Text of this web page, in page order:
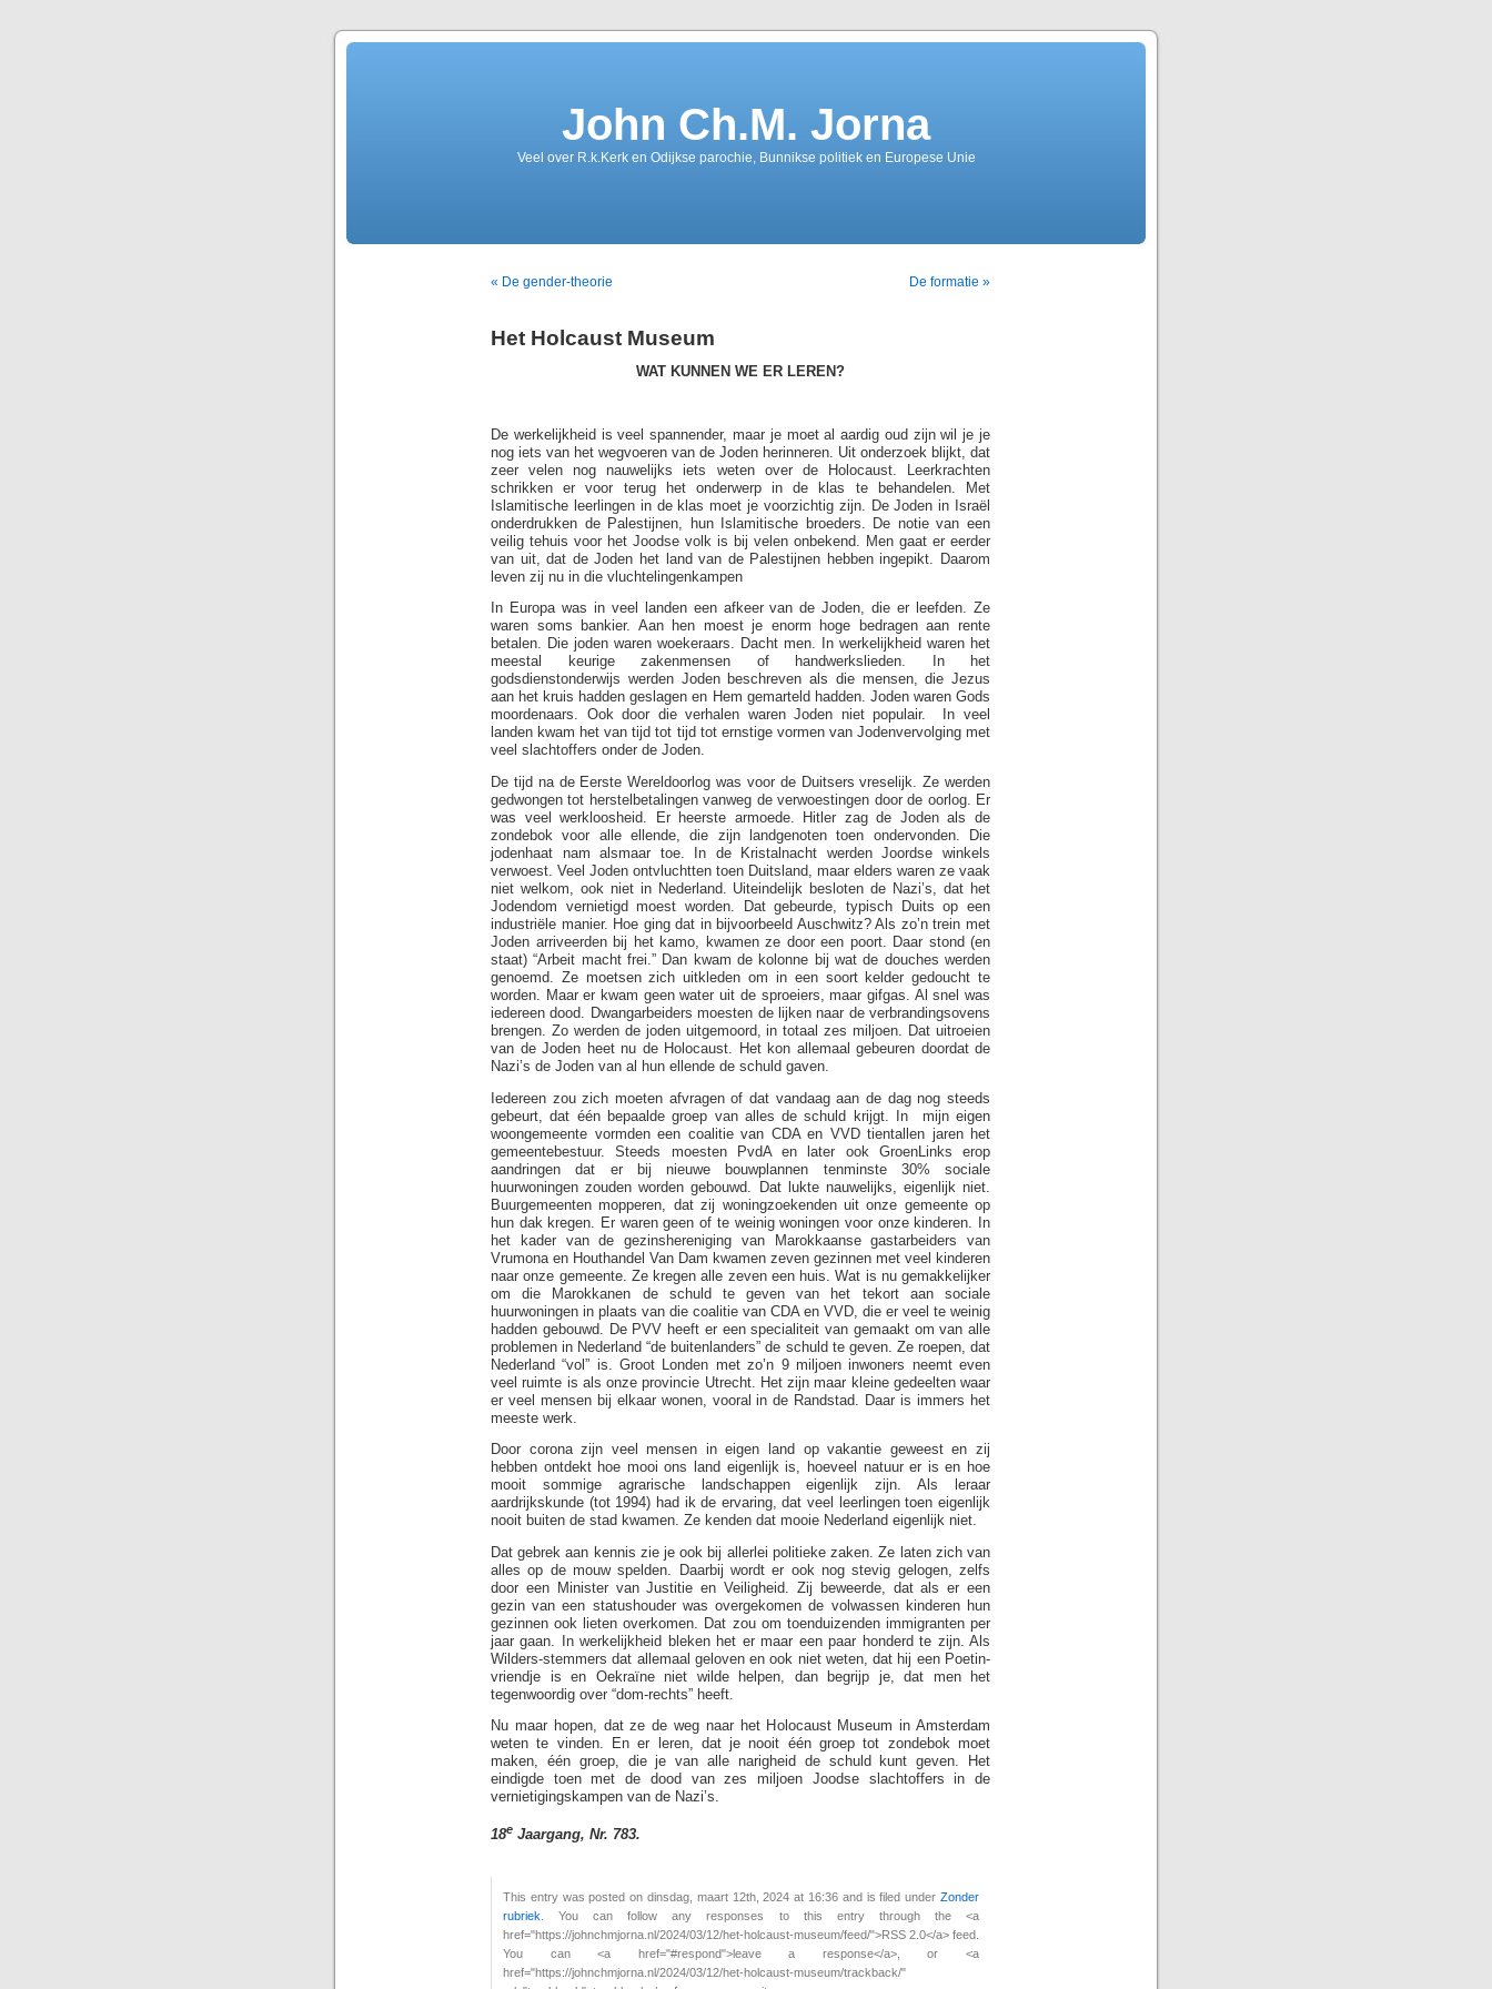
John Ch.M. Jorna
Veel over R.k.Kerk en Odijkse parochie, Bunnikse politiek en Europese Unie
« De gender-theorie De formatie »
Het Holcaust Museum
WAT KUNNEN WE ER LEREN?
De werkelijkheid is veel spannender, maar je moet al aardig oud zijn wil je je
nog iets van het wegvoeren van de Joden herinneren. Uit onderzoek blijkt, dat
zeer velen nog nauwelijks iets weten over de Holocaust. Leerkrachten
schrikken er voor terug het onderwerp in de klas te behandelen. Met
Islamitische leerlingen in de klas moet je voorzichtig zijn. De Joden in Israël
onderdrukken de Palestijnen, hun Islamitische broeders. De notie van een
veilig tehuis voor het Joodse volk is bij velen onbekend. Men gaat er eerder
van uit, dat de Joden het land van de Palestijnen hebben ingepikt. Daarom
leven zij nu in die vluchtelingenkampen
In Europa was in veel landen een afkeer van de Joden, die er leefden. Ze
waren soms bankier. Aan hen moest je enorm hoge bedragen aan rente
betalen. Die joden waren woekeraars. Dacht men. In werkelijkheid waren het
meestal keurige zakenmensen of handwerkslieden. In het
godsdienstonderwijs werden Joden beschreven als die mensen, die Jezus
aan het kruis hadden geslagen en Hem gemarteld hadden. Joden waren Gods
moordenaars. Ook door die verhalen waren Joden niet populair. In veel
landen kwam het van tijd tot tijd tot ernstige vormen van Jodenvervolging met
veel slachtoffers onder de Joden.
De tijd na de Eerste Wereldoorlog was voor de Duitsers vreselijk. Ze werden
gedwongen tot herstelbetalingen vanweg de verwoestingen door de oorlog. Er
was veel werkloosheid. Er heerste armoede. Hitler zag de Joden als de
zondebok voor alle ellende, die zijn landgenoten toen ondervonden. Die
jodenhaat nam alsmaar toe. In de Kristalnacht werden Joordse winkels
verwoest. Veel Joden ontvluchtten toen Duitsland, maar elders waren ze vaak
niet welkom, ook niet in Nederland. Uiteindelijk besloten de Nazi’s, dat het
Jodendom vernietigd moest worden. Dat gebeurde, typisch Duits op een
industriële manier. Hoe ging dat in bijvoorbeeld Auschwitz? Als zo’n trein met
Joden arriveerden bij het kamo, kwamen ze door een poort. Daar stond (en
staat) “Arbeit macht frei.” Dan kwam de kolonne bij wat de douches werden
genoemd. Ze moetsen zich uitkleden om in een soort kelder gedoucht te
worden. Maar er kwam geen water uit de sproeiers, maar gifgas. Al snel was
iedereen dood. Dwangarbeiders moesten de lijken naar de verbrandingsovens
brengen. Zo werden de joden uitgemoord, in totaal zes miljoen. Dat uitroeien
van de Joden heet nu de Holocaust. Het kon allemaal gebeuren doordat de
Nazi’s de Joden van al hun ellende de schuld gaven.
Iedereen zou zich moeten afvragen of dat vandaag aan de dag nog steeds
gebeurt, dat één bepaalde groep van alles de schuld krijgt. In mijn eigen
woongemeente vormden een coalitie van CDA en VVD tientallen jaren het
gemeentebestuur. Steeds moesten PvdA en later ook GroenLinks erop
aandringen dat er bij nieuwe bouwplannen tenminste 30% sociale
huurwoningen zouden worden gebouwd. Dat lukte nauwelijks, eigenlijk niet.
Buurgemeenten mopperen, dat zij woningzoekenden uit onze gemeente op
hun dak kregen. Er waren geen of te weinig woningen voor onze kinderen. In
het kader van de gezinshereniging van Marokkaanse gastarbeiders van
Vrumona en Houthandel Van Dam kwamen zeven gezinnen met veel kinderen
naar onze gemeente. Ze kregen alle zeven een huis. Wat is nu gemakkelijker
om die Marokkanen de schuld te geven van het tekort aan sociale
huurwoningen in plaats van die coalitie van CDA en VVD, die er veel te weinig
hadden gebouwd. De PVV heeft er een specialiteit van gemaakt om van alle
problemen in Nederland “de buitenlanders” de schuld te geven. Ze roepen, dat
Nederland “vol” is. Groot Londen met zo’n 9 miljoen inwoners neemt even
veel ruimte is als onze provincie Utrecht. Het zijn maar kleine gedeelten waar
er veel mensen bij elkaar wonen, vooral in de Randstad. Daar is immers het
meeste werk.
Door corona zijn veel mensen in eigen land op vakantie geweest en zij
hebben ontdekt hoe mooi ons land eigenlijk is, hoeveel natuur er is en hoe
mooit sommige agrarische landschappen eigenlijk zijn. Als leraar
aardrijkskunde (tot 1994) had ik de ervaring, dat veel leerlingen toen eigenlijk
nooit buiten de stad kwamen. Ze kenden dat mooie Nederland eigenlijk niet.
Dat gebrek aan kennis zie je ook bij allerlei politieke zaken. Ze laten zich van
alles op de mouw spelden. Daarbij wordt er ook nog stevig gelogen, zelfs
door een Minister van Justitie en Veiligheid. Zij beweerde, dat als er een
gezin van een statushouder was overgekomen de volwassen kinderen hun
gezinnen ook lieten overkomen. Dat zou om toenduizenden immigranten per
jaar gaan. In werkelijkheid bleken het er maar een paar honderd te zijn. Als
Wilders-stemmers dat allemaal geloven en ook niet weten, dat hij een Poetin-
vriendje is en Oekraïne niet wilde helpen, dan begrijp je, dat men het
tegenwoordig over “dom-rechts” heeft.
Nu maar hopen, dat ze de weg naar het Holocaust Museum in Amsterdam
weten te vinden. En er leren, dat je nooit één groep tot zondebok moet
maken, één groep, die je van alle narigheid de schuld kunt geven. Het
eindigde toen met de dood van zes miljoen Joodse slachtoffers in de
vernietigingskampen van de Nazi’s.
18e Jaargang, Nr. 783.
This entry was posted on dinsdag, maart 12th, 2024 at 16:36 and is filed under Zonder
rubriek . You can follow any responses to this entry through the <a
href="https://johnchmjorna.nl/2024/03/12/het-holcaust-museum/feed/">RSS 2.0</a> feed.
You can <a href="#respond">leave a response</a>, or <a
href="https://johnchmjorna.nl/2024/03/12/het-holcaust-museum/trackback/"